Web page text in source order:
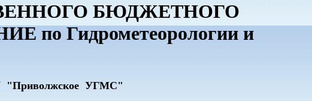
БЮДЖЕТНОГО
по Гидрометеорологии и
"Приволжское УГМС"